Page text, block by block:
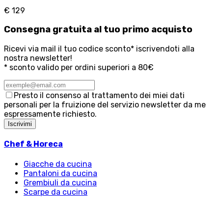
€ 129
Consegna gratuita al tuo primo acquisto
Ricevi via mail il tuo codice sconto* iscrivendoti alla
nostra newsletter!
* sconto valido per ordini superiori a 80€
Presto il consenso al trattamento dei miei dati
personali per la fruizione del servizio newsletter da me
espressamente richiesto.
Iscrivimi
Chef & Horeca
Giacche da cucina
Pantaloni da cucina
Grembiuli da cucina
Scarpe da cucina